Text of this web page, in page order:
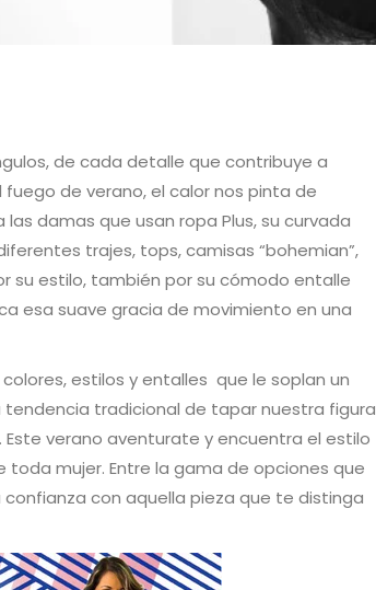
de cada detalle que contribuye a
de verano, el calor nos pinta de
damas que usan ropa Plus, su curvada
trajes, tops, camisas “bohemian”,
su estilo, también por su cómodo entalle
esa suave gracia de movimiento en una
estilos y entalles que le soplan un
tendencia tradicional de tapar nuestra figura
verano aventurate y encuentra el estilo
mujer. Entre la gama de opciones que
con aquella pieza que te distinga